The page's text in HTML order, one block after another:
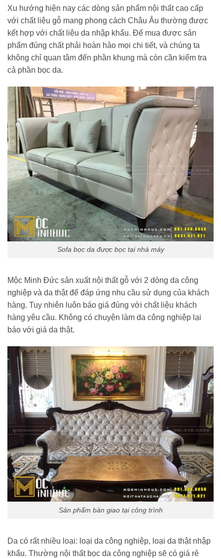
Xu hướng hiện nay các dòng sản phẩm nội thất cao cấp
với chất liệu gỗ mang phong cách Châu Âu thường được
kết hợp với chất liệu da nhập khẩu. Để mua được sản
phẩm đúng chất phải hoàn hảo mọi chi tiết, và chúng ta
không chỉ quan tâm đến phần khung mà còn cần kiểm tra
cả phần bọc da.
Sofa bọc da được bọc tại nhà máy
Mộc Minh Đức sản xuất nội thất gỗ với 2 dòng da công
nghiệp và da thật để đáp ứng nhu cầu sử dụng của khách
hàng. Tuy nhiên luôn báo giá đúng với chất liệu khách
hàng yêu cầu. Không có chuyện làm da công nghiệp lại
báo với giá da thật.
Sản phẩm bàn giao tại công trình
Da có rất nhiều loại: loại da công nghiệp, loại da thật nhập
khẩu. Thường nội thất bọc da công nghiệp sẽ có giá rẻ